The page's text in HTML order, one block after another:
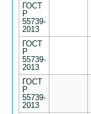
ГОСТ
Р
55739-
2013
ГОСТ
Р
55739-
2013
ГОСТ
Р
55739-
2013